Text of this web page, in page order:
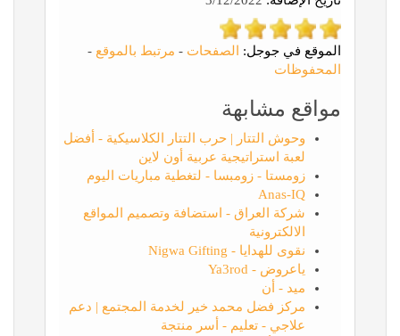
الموقع في جوجل: الصفحات - مرتبط بالموقع -
المحفوظات
مواقع مشابهة
وحوش التتار | حرب التتار الكلاسيكية - أفضل
لعبة استراتيجية عربية أون لاين
زومستا - زومبسا - لتغطية مباريات اليوم
Anas-IQ
شركة العراق - استضافة وتصميم المواقع
الالكترونية
نقوى للهدايا - Nigwa Gifting
ياعروض - Ya3rod
ميد - أن
مركز فضل محمد خير لخدمة المجتمع | دعم
علاجي - تعليم - أسر منتجة